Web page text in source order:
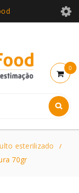
0
esterilizado /
70gr